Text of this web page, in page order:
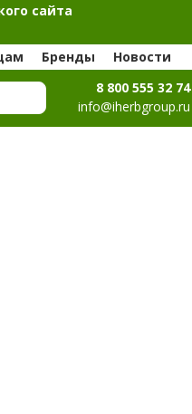
сайта
Бренды Новости
8 800 555 32 74
info@iherbgroup.ru